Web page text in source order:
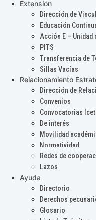
Extensión
Dirección de
Educación
Acción E – Unidad
PITS
Transferencia de
Sillas Vacías
Relacionamiento
Dirección de
Convenios
Convocatorias
De interés
Movilidad
Normatividad
Redes de
Lazos
Ayuda
Directorio
Derechos
Glosario